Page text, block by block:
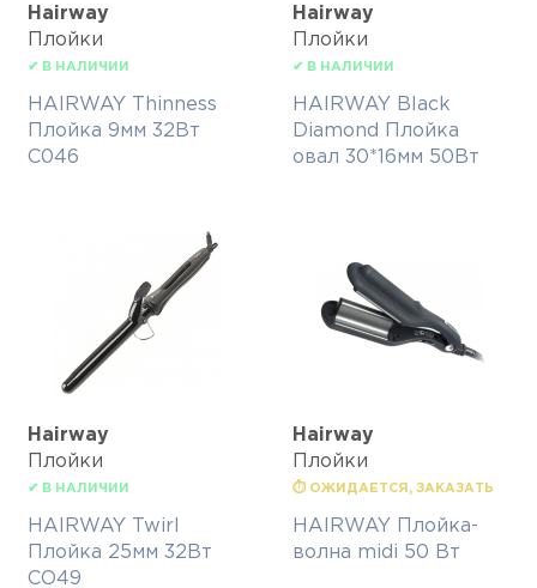
Hairway
Плойки
✔ В НАЛИЧИИ
HAIRWAY Thinness
Плойка 9мм 32Вт
С046
Hairway
Плойки
✔ В НАЛИЧИИ
HAIRWAY Black
Diamond Плойка
овал 30*16мм 50Вт
Hairway
Плойки
✔ В НАЛИЧИИ
HAIRWAY Twirl
Плойка 25мм 32Вт
СО49
Hairway
Плойки
⏱ ОЖИДАЕТСЯ, ЗАКАЗАТЬ
HAIRWAY Плойка-
волна midi 50 Вт